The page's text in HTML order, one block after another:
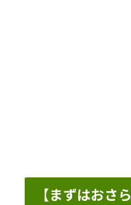
【まずはお